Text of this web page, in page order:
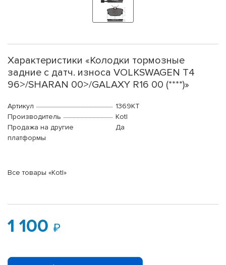
Характеристики «Колодки тормозные
задние с датч. износа VOLKSWAGEN T4
96>/SHARAN 00>/GALAXY R16 00 (****)»
Артикул
1369KT
Производитель
Kotl
Продажа на другие
платформы
Да
Все товары «Kotl»
1 100